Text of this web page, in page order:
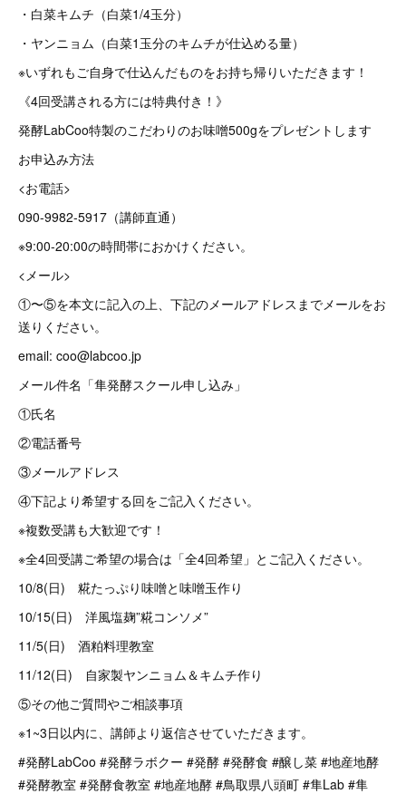
・白菜キムチ（白菜1/4玉分）
・ヤンニョム（白菜1玉分のキムチが仕込める量）
※いずれもご自身で仕込んだものをお持ち帰りいただきます！
《4回受講される方には特典付き！》
発酵LabCoo特製のこだわりのお味噌500gをプレゼントします
お申込み方法
<お電話>
090-9982-5917（講師直通）
※9:00-20:00の時間帯におかけください。
<メール>
①〜⑤を本文に記入の上、下記のメールアドレスまでメールをお
送りください。
email: coo@labcoo.jp
メール件名「隼発酵スクール申し込み」
①氏名
②電話番号
③メールアドレス
④下記より希望する回をご記入ください。
※複数受講も大歓迎です！
※全4回受講ご希望の場合は「全4回希望」とご記入ください。
10/8(日) 糀たっぷり味噌と味噌玉作り
10/15(日) 洋風塩麹”糀コンソメ”
11/5(日) 酒粕料理教室
11/12(日) 自家製ヤンニョム＆キムチ作り
⑤その他ご質問やご相談事項
※1~3日以内に、講師より返信させていただきます。
#発酵LabCoo #発酵ラボクー #発酵 #発酵食 #醸し菜 #地産地酵
#発酵教室 #発酵食教室 #地産地酵 #鳥取県八頭町 #隼Lab #隼